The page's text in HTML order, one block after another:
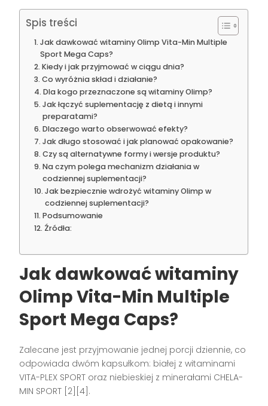
Spis treści
Jak dawkować witaminy Olimp Vita-Min Multiple
Sport Mega Caps?
Kiedy i jak przyjmować w ciągu dnia?
Co wyróżnia skład i działanie?
Dla kogo przeznaczone są witaminy Olimp?
Jak łączyć suplementację z dietą i innymi
preparatami?
Dlaczego warto obserwować efekty?
Jak długo stosować i jak planować opakowanie?
Czy są alternatywne formy i wersje produktu?
Na czym polega mechanizm działania w
codziennej suplementacji?
Jak bezpiecznie wdrożyć witaminy Olimp w
codziennej suplementacji?
Podsumowanie
Źródła:
Jak dawkować witaminy
Olimp Vita-Min Multiple
Sport Mega Caps?
Zalecane jest przyjmowanie jednej porcji dziennie, co
odpowiada dwóm kapsułkom: białej z witaminami
VITA-PLEX SPORT oraz niebieskiej z minerałami CHELA-
MIN SPORT [2][4].